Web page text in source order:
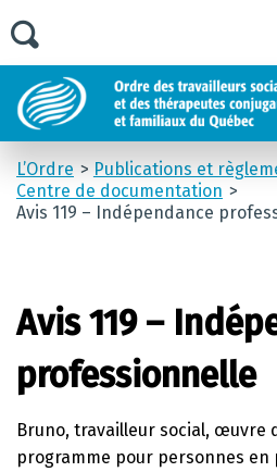
L’Ordre
Publications et
Centre de documentation
Avis 119 – Indépendance
Avis 119 –
professionnelle
Bruno, travailleur social, œuvre
programme pour personnes en